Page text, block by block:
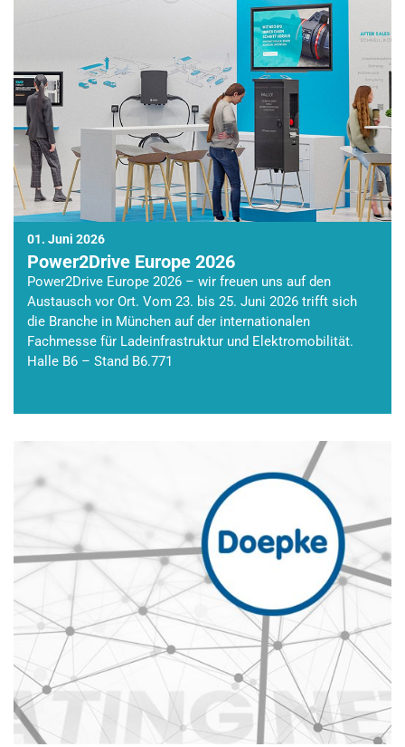
01. Juni 2026
Power2Drive Europe 2026
Power2Drive Europe 2026 – wir freuen uns auf den
Austausch vor Ort. Vom 23. bis 25. Juni 2026 trifft sich
die Branche in München auf der internationalen
Fachmesse für Ladeinfrastruktur und Elektromobilität.
Halle B6 – Stand B6.771